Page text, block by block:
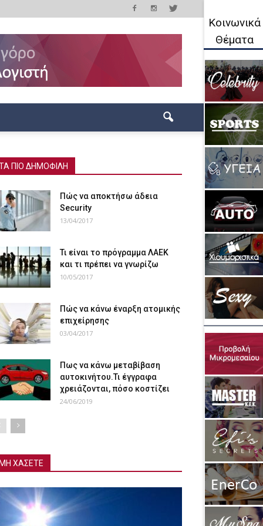
ΠΙΟ ΔΗΜΟΦΙΛΗ
Πώς να αποκτήσω άδεια
Security
13/04/2017
Τι είναι το πρόγραμμα ΛΑΕΚ
και τι πρέπει να γνωρίζω
10/05/2017
Πώς να κάνω έναρξη ατομικής
επιχείρησης
03/04/2017
Πως να κάνω μεταβίβαση
αυτοκινήτου.Τι έγγραφα
χρειάζονται, πόσο κοστίζει
24/06/2019
ΧΑΣΕΤΕ
Κοινωνικά
Θέματα